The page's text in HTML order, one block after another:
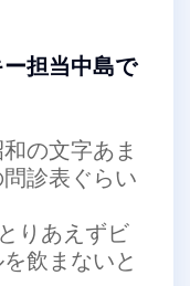
担当中島で
の文字あま
診表ぐらい
りあえずビ
飲まないと